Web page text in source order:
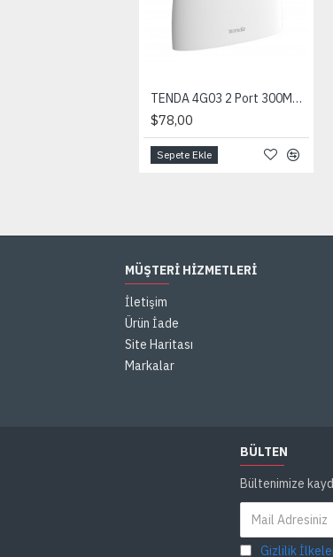
TENDA 4G03 2 Port 300Mbps 2,4Ghz 4G LTE Wi-Fi Router
$78,00
Sepete Ekle
MÜŞTERI HIZMETLERI
İletişim
Ürün İade
Site Haritası
Markalar
BÜLTEN
Bültenimize
Gizlilik